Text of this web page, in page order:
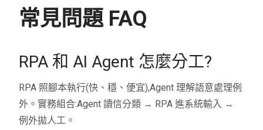
常見問題 FAQ
RPA 和 AI Agent 怎麼分工?
RPA 照腳本執行(快、穩、便宜),Agent 理解語意處理例
外。實務組合:Agent 讀信分類 → RPA 進系統輸入 →
例外拋人工。